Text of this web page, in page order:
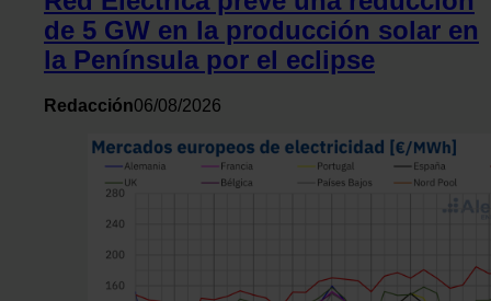
de 5 GW en la producción solar en
la Península por el eclipse
Redacción06/08/2026